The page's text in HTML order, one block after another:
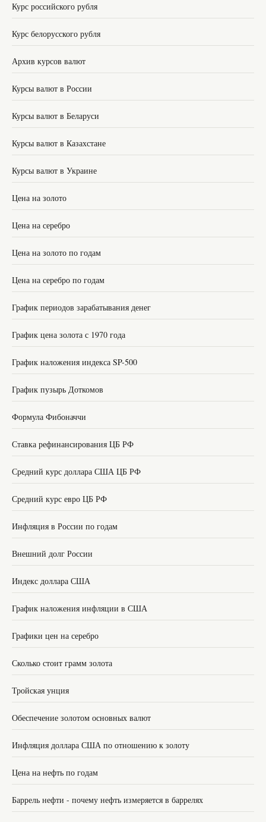
Курс российского рубля
Курс белорусского рубля
Архив курсов валют
Курсы валют в России
Курсы валют в Беларуси
Курсы валют в Казахстане
Курсы валют в Украине
Цена на золото
Цена на серебро
Цена на золото по годам
Цена на серебро по годам
График периодов зарабатывания денег
График цена золота с 1970 года
График наложения индекса SP-500
График пузырь Доткомов
Формула Фибоначчи
Ставка рефинансирования ЦБ РФ
Средний курс доллара США ЦБ РФ
Средний курс евро ЦБ РФ
Инфляция в России по годам
Внешний долг России
Индекс доллара США
График наложения инфляции в США
Графики цен на серебро
Сколько стоит грамм золота
Тройская унция
Обеспечение золотом основных валют
Инфляция доллара США по отношению к золоту
Цена на нефть по годам
Баррель нефти - почему нефть измеряется в баррелях